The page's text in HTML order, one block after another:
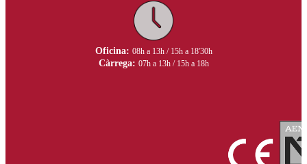
Oficina: 08h a 13h / 15h a 18'30h
Càrrega: 07h a 13h / 15h a 18h